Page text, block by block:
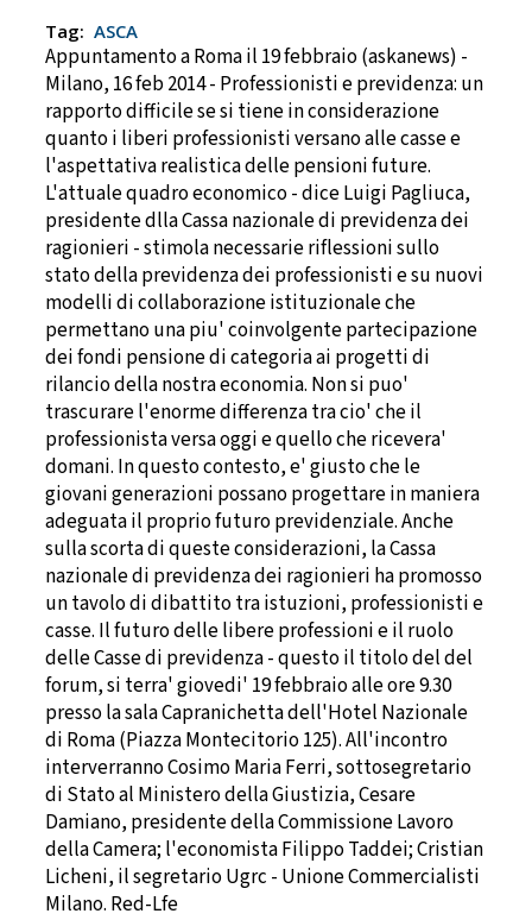
Tag: ASCA
Appuntamento a Roma il 19 febbraio (askanews) -
Milano, 16 feb 2014 - Professionisti e previdenza: un
rapporto difficile se si tiene in considerazione
quanto i liberi professionisti versano alle casse e
l'aspettativa realistica delle pensioni future.
L'attuale quadro economico - dice Luigi Pagliuca,
presidente dlla Cassa nazionale di previdenza dei
ragionieri - stimola necessarie riflessioni sullo
stato della previdenza dei professionisti e su nuovi
modelli di collaborazione istituzionale che
permettano una piu' coinvolgente partecipazione
dei fondi pensione di categoria ai progetti di
rilancio della nostra economia. Non si puo'
trascurare l'enorme differenza tra cio' che il
professionista versa oggi e quello che ricevera'
domani. In questo contesto, e' giusto che le
giovani generazioni possano progettare in maniera
adeguata il proprio futuro previdenziale. Anche
sulla scorta di queste considerazioni, la Cassa
nazionale di previdenza dei ragionieri ha promosso
un tavolo di dibattito tra istuzioni, professionisti e
casse. Il futuro delle libere professioni e il ruolo
delle Casse di previdenza - questo il titolo del del
forum, si terra' giovedi' 19 febbraio alle ore 9.30
presso la sala Capranichetta dell'Hotel Nazionale
di Roma (Piazza Montecitorio 125). All'incontro
interverranno Cosimo Maria Ferri, sottosegretario
di Stato al Ministero della Giustizia, Cesare
Damiano, presidente della Commissione Lavoro
della Camera; l'economista Filippo Taddei; Cristian
Licheni, il segretario Ugrc - Unione Commercialisti
Milano. Red-Lfe